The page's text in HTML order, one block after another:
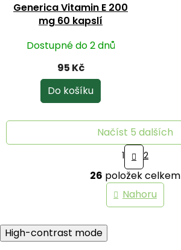
Generica Vitamin E 200
mg 60 kapslí
Dostupné do 2 dnů
95 Kč
Do košíku
O
v
l
á
Načíst 5 dalších
S
t
r
á
n
k
o
1 2
26 položek celkem
Nahoru
High-contrast mode